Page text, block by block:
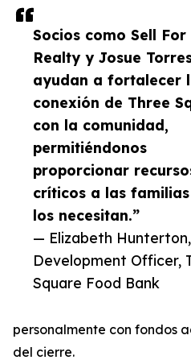
Socios como Sell For
Realty y Josue
ayudan a fortalecer
conexión de Three
con la comunidad,
permitiéndonos
proporcionar
críticos a las
los necesitan.”
— Elizabeth
Development Officer,
Square Food Bank
personalmente con fondos
del cierre.